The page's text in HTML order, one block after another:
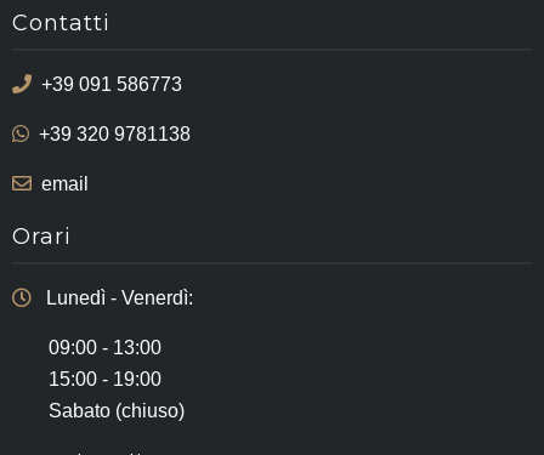
Contatti
+39 091 586773
+39 320 9781138
email
Orari
Lunedì - Venerdì:
09:00 - 13:00
15:00 - 19:00
Sabato (chiuso)